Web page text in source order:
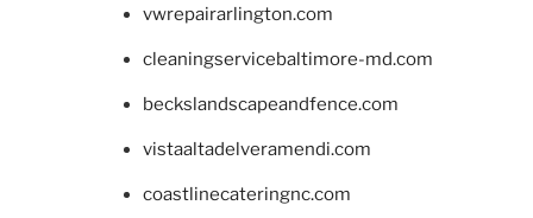
vwrepairarlington.com
cleaningservicebaltimore-md.com
beckslandscapeandfence.com
vistaaltadelveramendi.com
coastlinecateringnc.com